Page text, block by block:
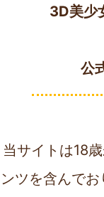
素材の引用や
」をご確認
ていないアドレ
製品の「決済」
証」に関しては
とができません
3D美少
公
当サイトは18
ンツを含んでお